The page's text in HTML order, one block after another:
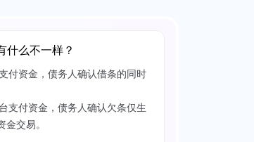
什么不一样？
付资金，债务人确认借条的同时
支付资金，债务人确认欠条仅生
交易。